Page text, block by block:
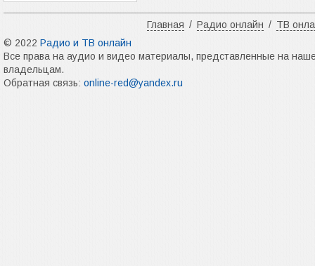
Главная / Радио онлайн / ТВ
© 2022 Радио и ТВ онлайн
Все права на аудио и видео материалы, представленные на
владельцам.
Обратная связь: online-red@yandex.ru